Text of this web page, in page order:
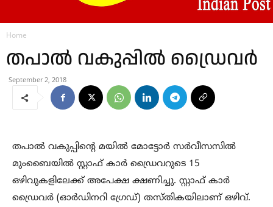
Home
തപാൽ വകുപ്പിൽ ഡ്രൈവർ
September 2, 2018
തപാല്‍ വകുപ്പിന്റെ മയില്‍ മോട്ടോര്‍ സര്‍വീസസില്‍
മുംബൈയില്‍ സ്റ്റാഫ് കാര്‍ ഡ്രൈവറുടെ 15
ഒഴിവുകളിലേക്ക് അപേക്ഷ ക്ഷണിച്ചു. സ്റ്റാഫ് കാര്‍
ഡ്രൈവര്‍ (ഓര്‍ഡിനറി ഗ്രേഡ്) തസ്തികയിലാണ് ഒഴിവ്.